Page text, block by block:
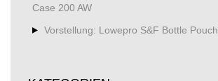
Case 200 AW
Vorstellung: Lowepro S&F Bottle Pouch